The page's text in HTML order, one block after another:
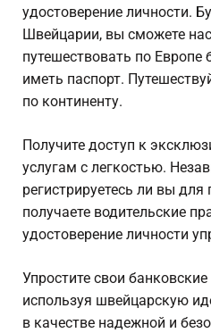
удостоверение личности.
Швейцарии, вы сможете
путешествовать по Европе
иметь паспорт.
по континенту.
Получите доступ к
услугам с легкостью.
регистрируетесь ли вы для
получаете водительские
удостоверение личности
Упростите свои
используя швейцарскую
в качестве надежной и